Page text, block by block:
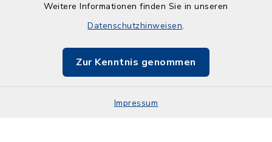
Weitere Informationen finden Sie in unseren
Datenschutzhinweisen.
Zur Kenntnis genommen
Impressum
Barrierefreiheit
Impressum
Sitemap